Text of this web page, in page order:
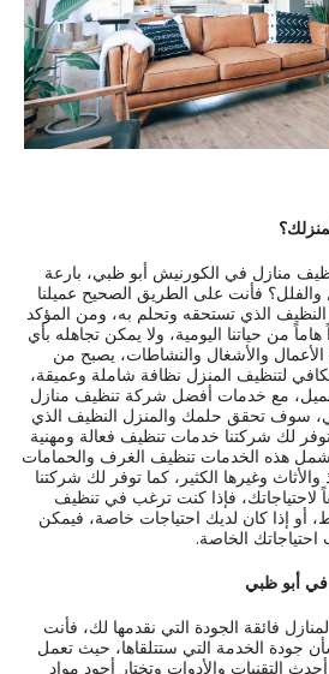
منازل في الكورنيش أبو ظبي، بارعة
فأنت على الطريق الصحيح عميلنا
الذي تستحقه وتحلم به، ومن المؤكد
من حياتنا اليومية، ولا يمكن تجاهله بأي
والأشغال والنشاطات، يصبح من
لتنظيف المنزل نظافة شاملة وعميقة،
مع خدمات أفضل شركة تنظيف منازل
سوف تحقق حلمك والمنزل النظيف الذي
لك شركتنا خدمات تنظيف فعالة ومهنية
هذه الخدمات تنظيف الغرف والحمامات
والأثاث وغيرها الكثير، كما توفر لك شركتنا
فإذا كنت ترغب في تنظيف
أو إذا كان لديك احتياجات خاصة، فيمكن
الخاصة.
أبو ظبي
فائقة الجودة التي نقدمها لك، فأنت
جودة الخدمة التي ستتلقاها، حيث تعمل
التقنيات والأدوات وتختار أجود مواد